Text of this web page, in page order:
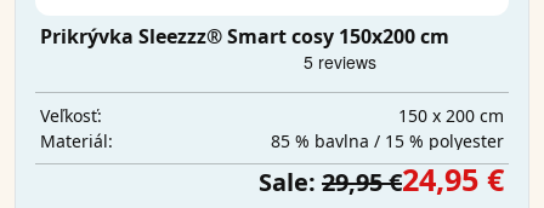
Prikrývka Sleezzz® Smart cosy 150x200 cm
Veľkosť:
150 x 200 cm
Materiál:
85 % bavlna / 15 % polyester
Sale: 29,95 €24,95 €